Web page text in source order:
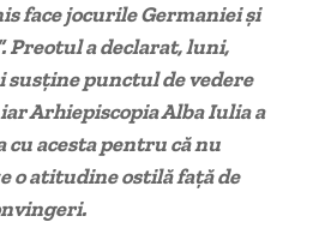
face jocurile Germaniei şi
Preotul a declarat, luni,
susţine punctul de vedere
Arhiepiscopia Alba Iulia a
cu acesta pentru că nu
o atitudine ostilă faţă de